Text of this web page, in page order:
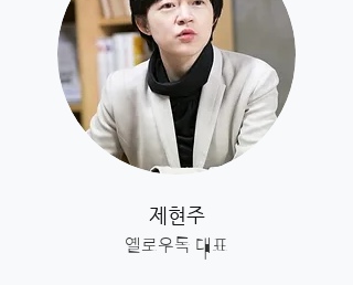
제현주
옐로우독 대표